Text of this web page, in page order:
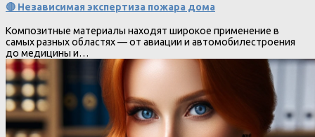
🔴 Независимая экспертиза пожара дома
Композитные материалы находят широкое применение в
самых разных областях — от авиации и автомобилестроения
до медицины и…